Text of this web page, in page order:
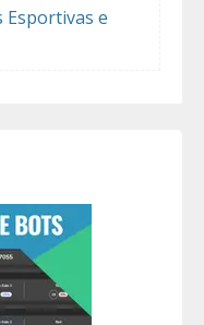
Esportivas e